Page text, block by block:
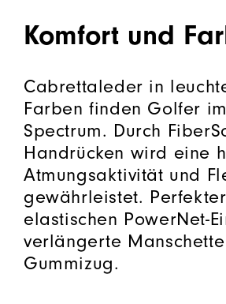
Komfort und
Cabrettaleder in
Farben finden Golfer
Spectrum. Durch
Handrücken wird eine
Atmungsaktivität und
gewährleistet.
elastischen PowerNet-
verlängerte
Gummizug.